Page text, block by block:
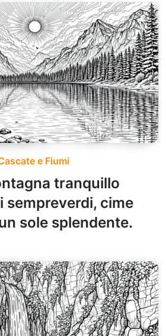
e Fiumi
tranquillo
sempreverdi, cime
sole splendente.